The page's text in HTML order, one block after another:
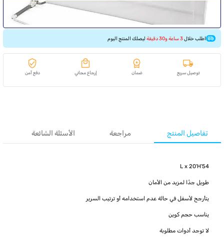
اطلب خلال3 ساعة و30 دقيقة ليصلك المنتج اليوم
توصيل سريع ضمان إرجاع مجاني دفع آمن
تفاصيل المنتج مراجعة الأسئلة الشائعة
54'L x 20'H
طويل جدًا لمزيد من الأمان
يتأرجح لأسفل في حالة عدم استخدامه أو ترتيب السرير
يناسب حجم كوين
لا توجد أدوات مطلوبة